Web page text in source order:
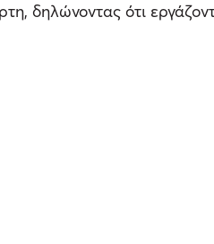
δηλώνοντας ότι